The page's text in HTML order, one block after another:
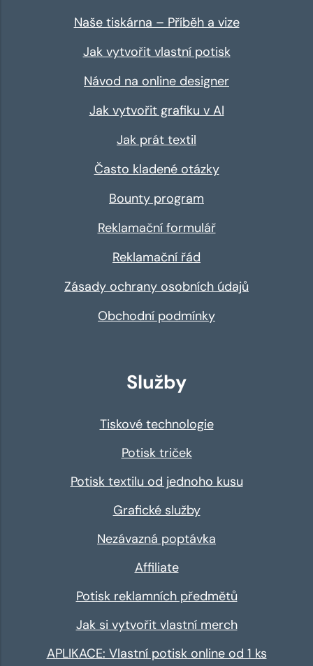
Naše tiskárna – Příběh a vize
Jak vytvořit vlastní potisk
Návod na online designer
Jak vytvořit grafiku v AI
Jak prát textil
Často kladené otázky
Bounty program
Reklamační formulář
Reklamační řád
Zásady ochrany osobních údajů
Obchodní podmínky
Služby
Tiskové technologie
Potisk triček
Potisk textilu od jednoho kusu
Grafické služby
Nezávazná poptávka
Affiliate
Potisk reklamních předmětů
Jak si vytvořit vlastní merch
APLIKACE: Vlastní potisk online od 1 ks